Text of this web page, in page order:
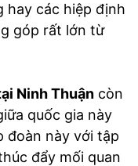
hay các hiệp định
góp rất lớn từ
Ninh Thuận còn
quốc gia này
đoàn này với tập
đẩy mối quan